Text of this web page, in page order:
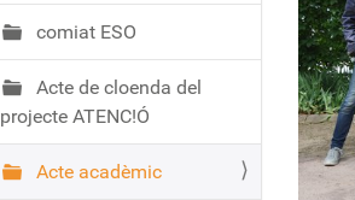
comiat ESO
Acte de cloenda del
projecte ATENC!Ó
Acte acadèmic